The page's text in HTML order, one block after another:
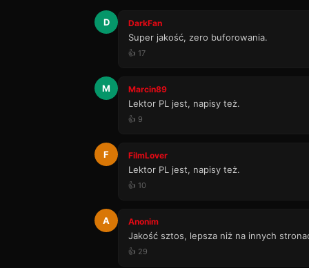
D DarkFan
Super jakość, zero buforowania.
👍 17
M Marcin89
Lektor PL jest, napisy też.
👍 9
F FilmLover
Lektor PL jest, napisy też.
👍 10
A Anonim
Jakość sztos, lepsza niż na innych
👍 29